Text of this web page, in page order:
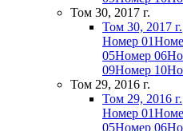
Том 30, 2017 г.
Том 30, 2017 г.
Номер 01
05Номер 06
09Номер 10
Том 29, 2016 г.
Том 29, 2016 г.
Номер 01
05Номер 06